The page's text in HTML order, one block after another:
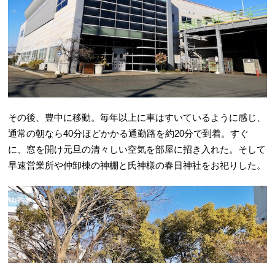
その後、豊中に移動。毎年以上に車はすいているように感じ、
通常の朝なら40分ほどかかる通勤路を約20分で到着。すぐ
に、窓を開け元旦の清々しい空気を部屋に招き入れた。そして
早速営業所や仲卸棟の神棚と氏神様の春日神社をお祀りした。